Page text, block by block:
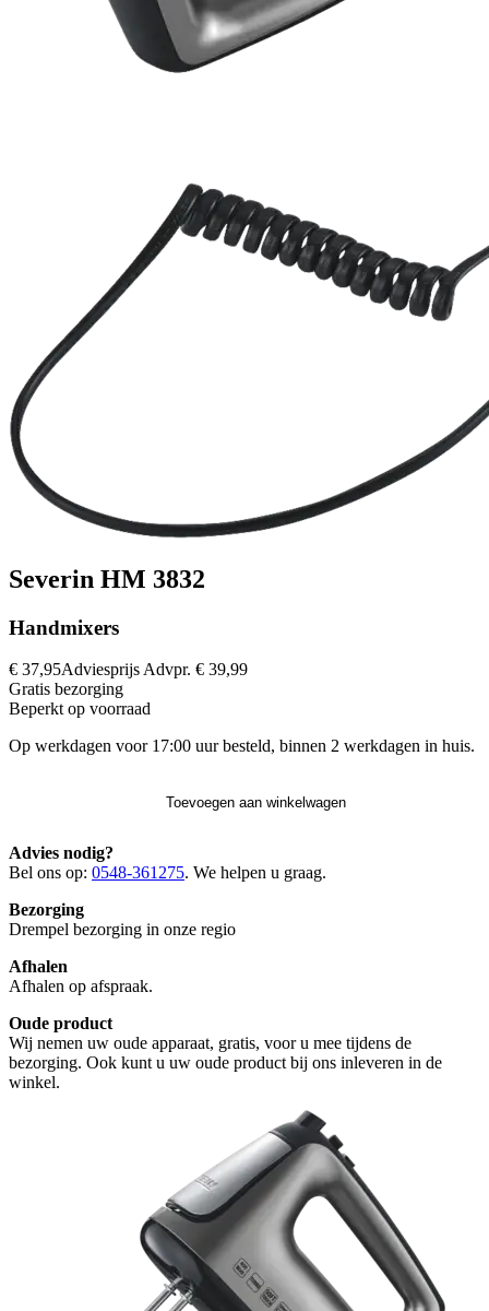
Severin HM 3832
Handmixers
€ 37,95Adviesprijs Advpr. € 39,99
Gratis bezorging
Beperkt op voorraad
Op werkdagen voor 17:00 uur besteld, binnen 2 werkdagen in huis.
Toevoegen aan winkelwagen
Advies nodig?
Bel ons op: 0548-361275. We helpen u graag.
Bezorging
Drempel bezorging in onze regio
Afhalen
Afhalen op afspraak.
Oude product
Wij nemen uw oude apparaat, gratis, voor u mee tijdens de
bezorging. Ook kunt u uw oude product bij ons inleveren in de
winkel.